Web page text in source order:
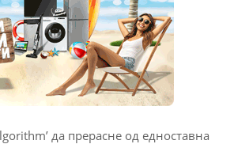
да прерасне од едноставна